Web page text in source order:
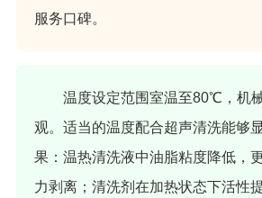
服务口碑。
温度设定范围室温至80℃，机
观。适当的温度配合超声清洗能够
果：温热清洗液中油脂粘度降低，
力剥离；清洗剂在加热状态下活性